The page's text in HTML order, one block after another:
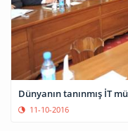
Dünyanın
11-10-2016